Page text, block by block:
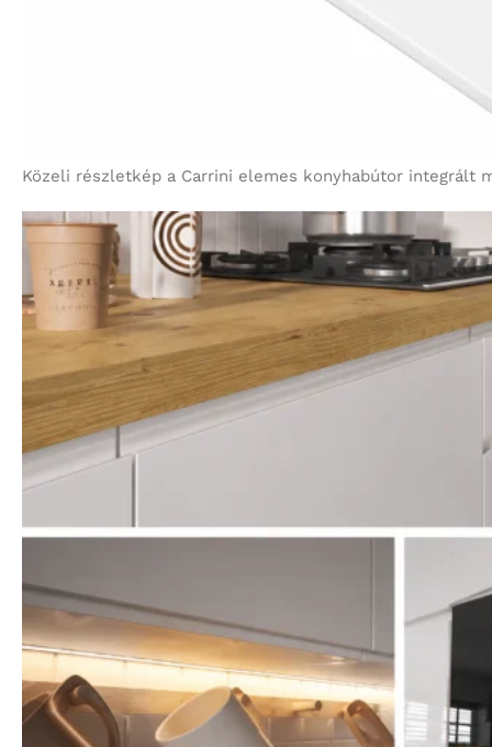
Közeli részletkép a Carrini elemes konyhabútor integrált